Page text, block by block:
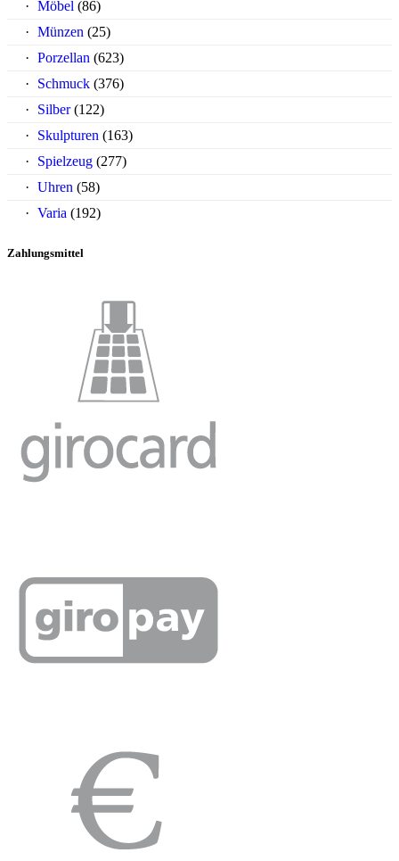
Möbel (86)
Münzen (25)
Porzellan (623)
Schmuck (376)
Silber (122)
Skulpturen (163)
Spielzeug (277)
Uhren (58)
Varia (192)
Zahlungsmittel